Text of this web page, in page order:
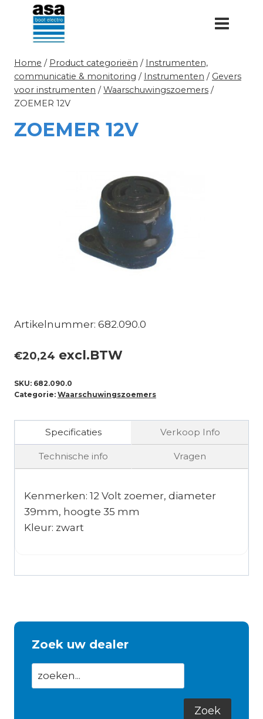
Doorgaan
inhoud
Home / Product categorieën / Instrumenten,
communicatie & monitoring / Instrumenten / Gevers
voor instrumenten / Waarschuwingszoemers /
ZOEMER 12V
ZOEMER 12V
Artikelnummer: 682.090.0
€20,24 excl.BTW
SKU: 682.090.0
Categorie: Waarschuwingszoemers
Specificaties Verkoop Info
Technische info Vragen
Kenmerken: 12 Volt zoemer, diameter
39mm, hoogte 35 mm
Kleur: zwart
Zoek uw dealer